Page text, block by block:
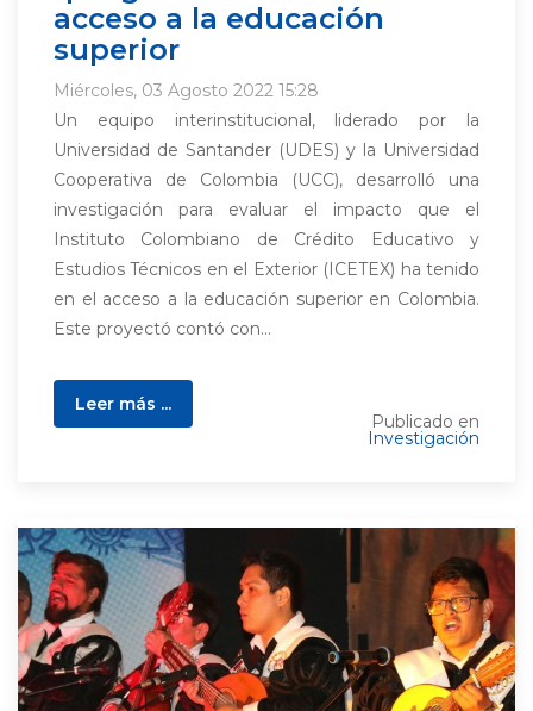
acceso a la educación
superior
Miércoles, 03 Agosto 2022 15:28
Un equipo interinstitucional, liderado por la
Universidad de Santander (UDES) y la Universidad
Cooperativa de Colombia (UCC), desarrolló una
investigación para evaluar el impacto que el
Instituto Colombiano de Crédito Educativo y
Estudios Técnicos en el Exterior (ICETEX) ha tenido
en el acceso a la educación superior en Colombia.
Este proyectó contó con...
Leer más ...
Publicado en
Investigación